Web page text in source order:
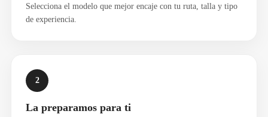
Selecciona el modelo que mejor encaje con tu ruta, talla y tipo
de experiencia.
2
La preparamos para ti